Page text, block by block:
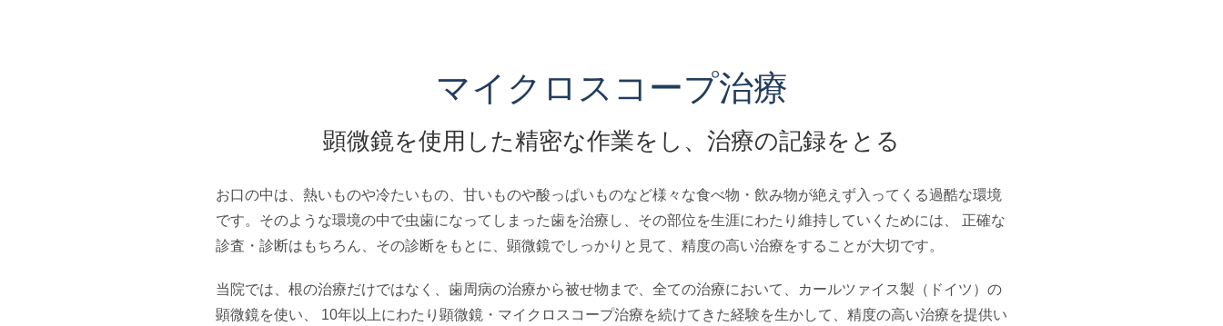
マイクロスコープ治療
顕微鏡を使用した精密な作業をし、 治療の記録をとる
お口の中は、熱いものや冷たいもの、甘いものや酸っぱいものなど様々な食べ物・飲み物が絶えず入ってくる過酷な環境
です。そのような環境の中で虫歯になってしまった歯を治療し、その部位を生涯にわたり維持していくためには、 正確な
診査・診断はもちろん、その診断をもとに、顕微鏡でしっかりと見て、精度の高い治療をすることが大切です。
当院では、根の治療だけではなく、歯周病の治療から被せ物まで、全ての治療において、カールツァイス製（ドイツ）の
顕微鏡を使い、 10年以上にわたり顕微鏡・マイクロスコープ治療を続けてきた経験を生かして、精度の高い治療を提供い